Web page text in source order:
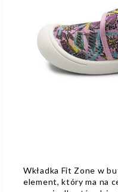
Wkładka Fit Zone w
element, który ma na